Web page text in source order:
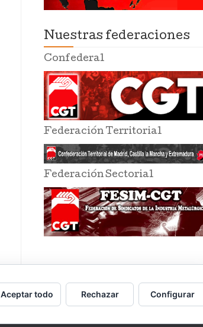
Nuestras federaciones
Confederal
Federación Territorial
Federación Sectorial
Aceptar todo Rechazar Configurar